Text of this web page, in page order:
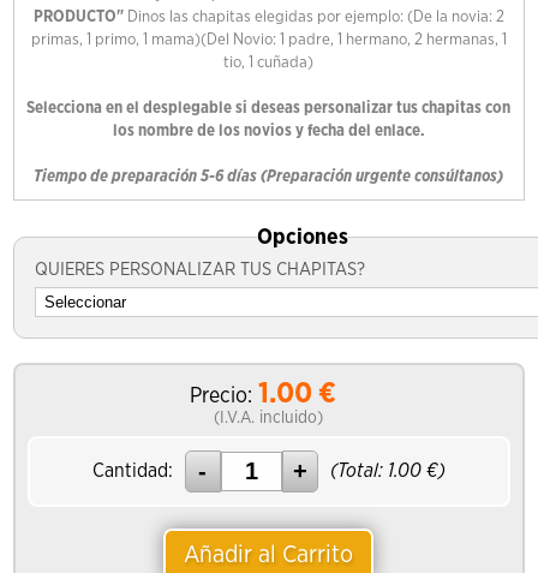
PRODUCTO"Dinos las chapitas elegidas por ejemplo: (De la novia: 2
primas, 1 primo, 1 mama)(Del Novio: 1 padre, 1 hermano, 2 hermanas, 1
tio, 1 cuñada)
Selecciona en el desplegable si deseas personalizar tus chapitas con
los nombre de los novios y fecha del enlace.
Tiempo de preparación 5-6 días (Preparación urgente consúltanos)
Opciones
QUIERES PERSONALIZAR TUS CHAPITAS?
Precio: 1.00€
(I.V.A. incluido)
Cantidad: (Total: 1.00€)
Añadir al Carrito